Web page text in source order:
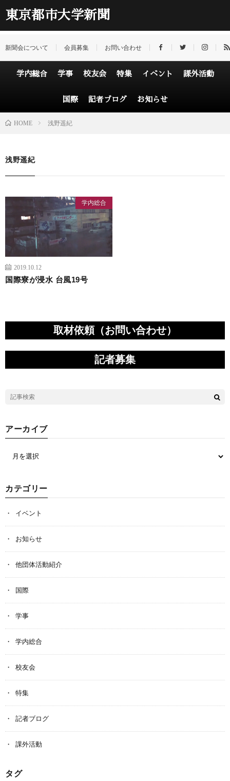
東京都市大学新聞
新聞会について 会員募集 お問い合わせ
学内総合 学事 校友会 特集 イベント 課外活動
国際 記者ブログ お知らせ
HOME 浅野遥紀
浅野遥紀
学内総合
2019.10.12
国際寮が浸水 台風19号
取材依頼（お問い合わせ）
記者募集
アーカイブ
カテゴリー
イベント
お知らせ
他団体活動紹介
国際
学事
学内総合
校友会
特集
記者ブログ
課外活動
タグ